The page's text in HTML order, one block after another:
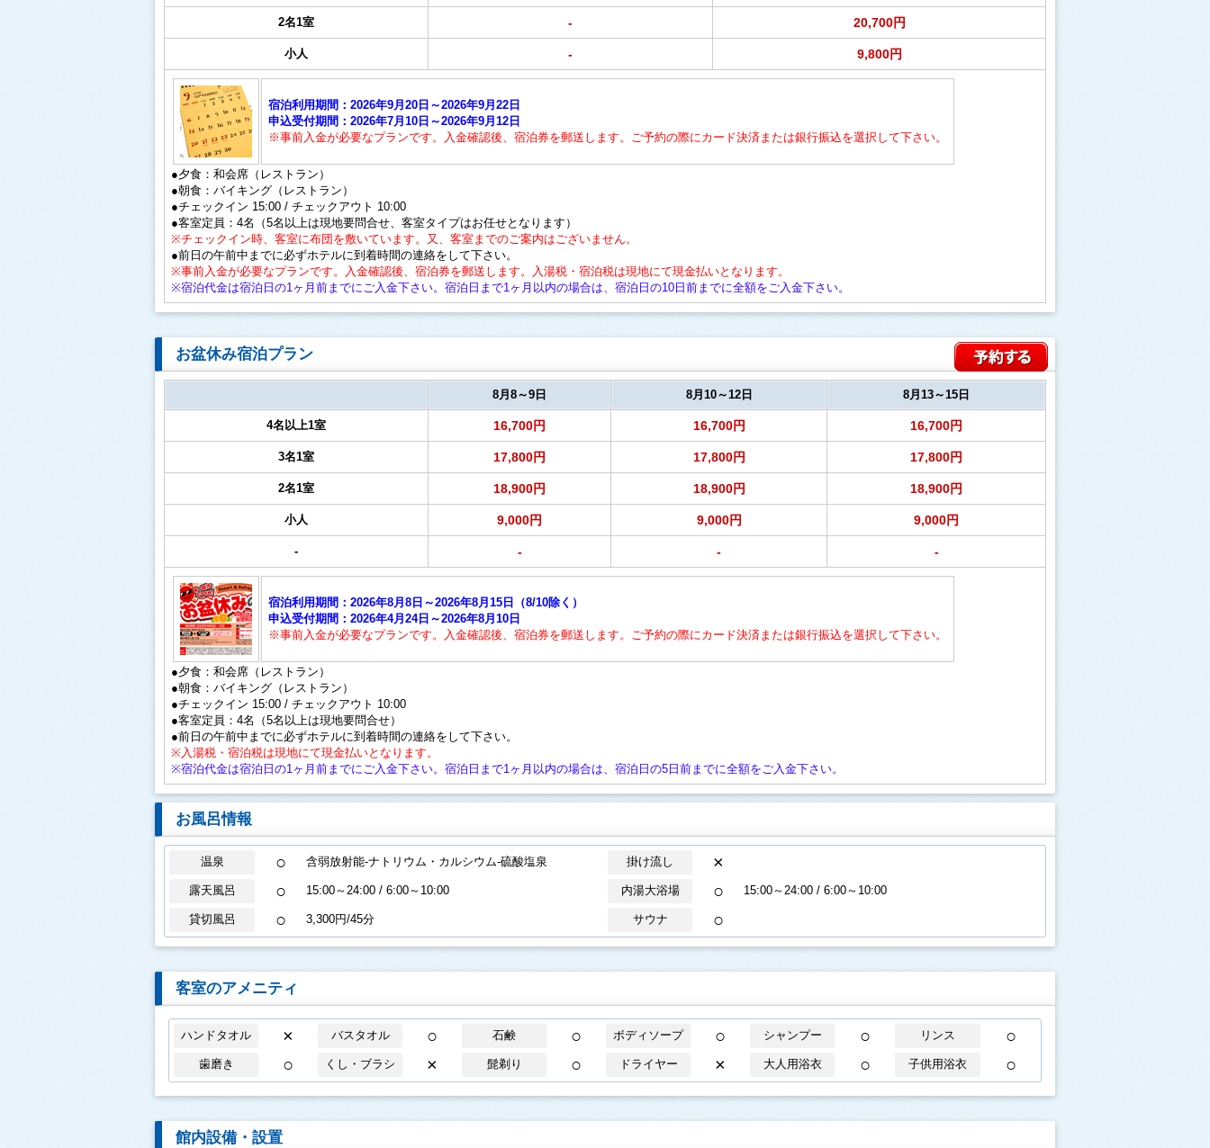
2名1室 - 20,700円
小人 - 9,800円
宿泊利用期間：2026年9月20日～2026年9月22日
申込受付期間：2026年7月10日～2026年9月12日
※事前入金が必要なプランです。入金確認後、宿泊券を郵送します。ご予約の際にカード決済または銀行振込を選択して下さい。
●夕食：和会席（レストラン）
●朝食：バイキング（レストラン）
●チェックイン 15:00 / チェックアウト 10:00
●客室定員：4名（5名以上は現地要問合せ、客室タイプはお任せとなります）
※チェックイン時、客室に布団を敷いています。又、客室までのご案内はございません。
●前日の午前中までに必ずホテルに到着時間の連絡をして下さい。
※事前入金が必要なプランです。入金確認後、宿泊券を郵送します。入湯税・宿泊税は現地にて現金払いとなります。
※宿泊代金は宿泊日の1ヶ月前までにご入金下さい。宿泊日まで1ヶ月以内の場合は、宿泊日の10日前までに全額をご入金下さい。
お盆休み宿泊プラン
8月8～9日 8月10～12日 8月13～15日
4名以上1室 16,700円 16,700円 16,700円
3名1室 17,800円 17,800円 17,800円
2名1室 18,900円 18,900円 18,900円
小人 9,000円 9,000円 9,000円
- - - -
宿泊利用期間：2026年8月8日～2026年8月15日（8/10除く）
申込受付期間：2026年4月24日～2026年8月10日
※事前入金が必要なプランです。入金確認後、宿泊券を郵送します。ご予約の際にカード決済または銀行振込を選択して下さい。
●夕食：和会席（レストラン）
●朝食：バイキング（レストラン）
●チェックイン 15:00 / チェックアウト 10:00
●客室定員：4名（5名以上は現地要問合せ）
●前日の午前中までに必ずホテルに到着時間の連絡をして下さい。
※入湯税・宿泊税は現地にて現金払いとなります。
※宿泊代金は宿泊日の1ヶ月前までにご入金下さい。宿泊日まで1ヶ月以内の場合は、宿泊日の5日前までに全額をご入金下さい。
お風呂情報
温泉 ○ 含弱放射能-ナトリウム・カルシウム-硫酸塩泉 掛け流し ×
露天風呂 ○ 15:00～24:00 / 6:00～10:00 内湯大浴場 ○ 15:00～24:00 / 6:00～10:00
貸切風呂 ○ 3,300円/45分 サウナ ○
客室のアメニティ
ハンドタオル × バスタオル ○ 石鹸 ○ ボディソープ ○ シャンプー ○ リンス ○
歯磨き ○ くし・ブラシ × 髭剃り ○ ドライヤー × 大人用浴衣 ○ 子供用浴衣 ○
館内設備・設置